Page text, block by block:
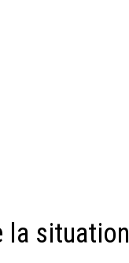
la situation